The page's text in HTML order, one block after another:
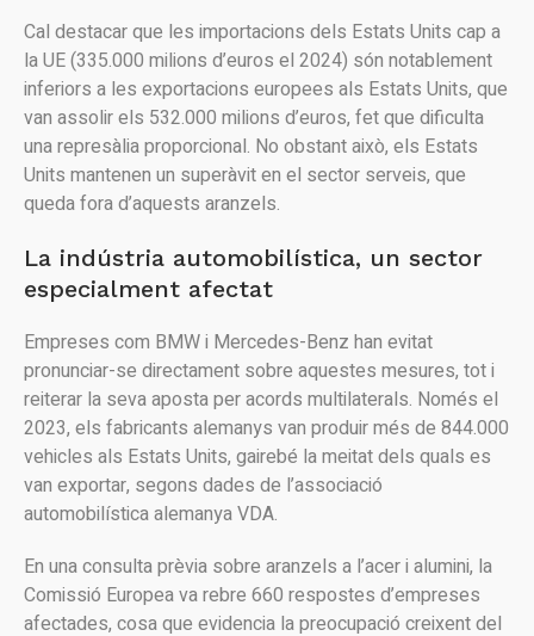
Cal destacar que les importacions dels Estats Units cap a
la UE (335.000 milions d’euros el 2024) són notablement
inferiors a les exportacions europees als Estats Units, que
van assolir els 532.000 milions d’euros, fet que dificulta
una represàlia proporcional. No obstant això, els Estats
Units mantenen un superàvit en el sector serveis, que
queda fora d’aquests aranzels.
La indústria automobilística, un sector
especialment afectat
Empreses com BMW i Mercedes-Benz han evitat
pronunciar-se directament sobre aquestes mesures, tot i
reiterar la seva aposta per acords multilaterals. Només el
2023, els fabricants alemanys van produir més de 844.000
vehicles als Estats Units, gairebé la meitat dels quals es
van exportar, segons dades de l’associació
automobilística alemanya VDA.
En una consulta prèvia sobre aranzels a l’acer i alumini, la
Comissió Europea va rebre 660 respostes d’empreses
afectades, cosa que evidencia la preocupació creixent del